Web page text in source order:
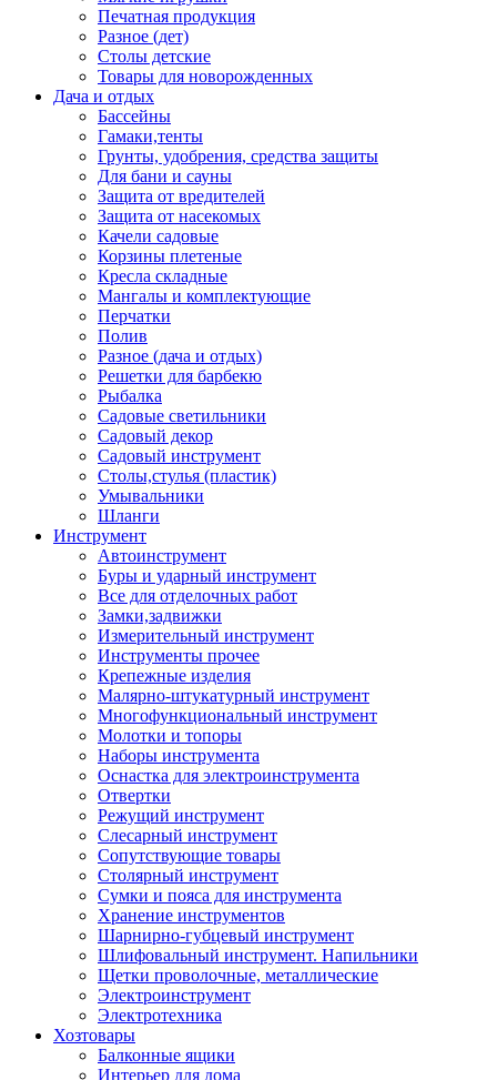
Печатная продукция
Разное (дет)
Столы детские
Товары для новорожденных
Дача и отдых
Бассейны
Гамаки,тенты
Грунты, удобрения, средства защиты
Для бани и сауны
Защита от вредителей
Защита от насекомых
Качели садовые
Корзины плетеные
Кресла складные
Мангалы и комплектующие
Перчатки
Полив
Разное (дача и отдых)
Решетки для барбекю
Рыбалка
Садовые светильники
Садовый декор
Садовый инструмент
Столы,стулья (пластик)
Умывальники
Шланги
Инструмент
Автоинструмент
Буры и ударный инструмент
Все для отделочных работ
Замки,задвижки
Измерительный инструмент
Инструменты прочее
Крепежные изделия
Малярно-штукатурный инструмент
Многофункциональный инструмент
Молотки и топоры
Наборы инструмента
Оснастка для электроинструмента
Отвертки
Режущий инструмент
Слесарный инструмент
Сопутствующие товары
Столярный инструмент
Сумки и пояса для инструмента
Хранение инструментов
Шарнирно-губцевый инструмент
Шлифовальный инструмент. Напильники
Щетки проволочные, металлические
Электроинструмент
Электротехника
Хозтовары
Балконные ящики
Интерьер для дома